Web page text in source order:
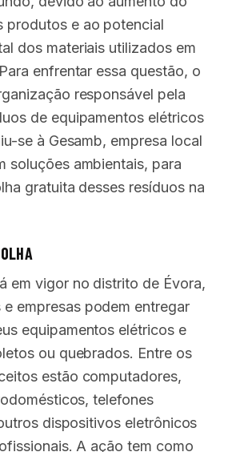
produtos e ao potencial
dos materiais utilizados em
enfrentar essa questão, o
responsável pela
de equipamentos elétricos
se à Gesamb, empresa local
soluções ambientais, para
gratuita desses resíduos na
em vigor no distrito de Évora,
empresas podem entregar
equipamentos elétricos e
ou quebrados. Entre os
estão computadores,
telefones
dispositivos eletrônicos
A ação tem como